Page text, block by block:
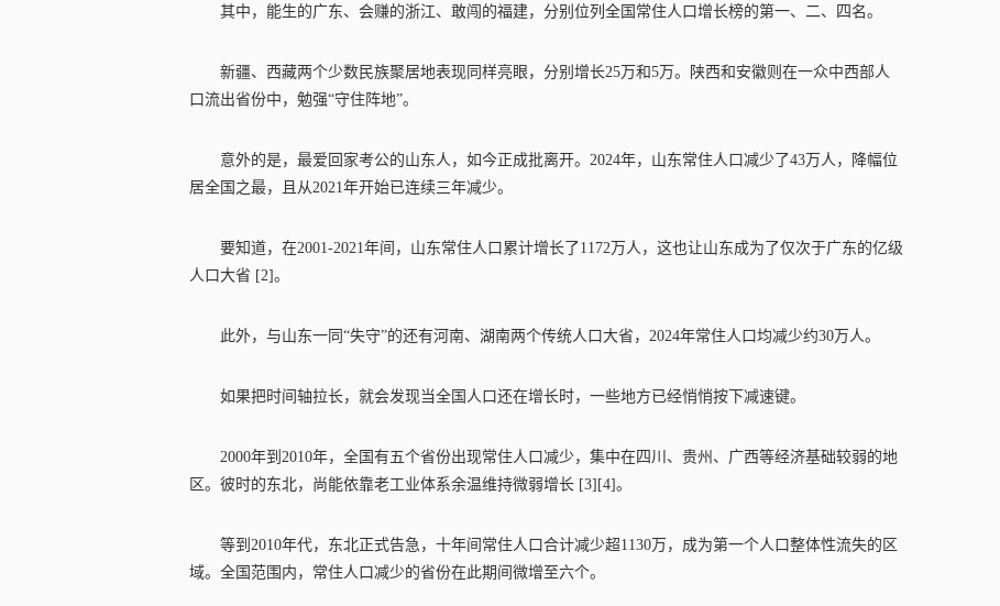
其中，能生的广东、会赚的浙江、敢闯的福建，分别位列全国常住人口增长榜的第一、二、四名。
新疆、西藏两个少数民族聚居地表现同样亮眼，分别增长25万和5万。陕西和安徽则在一众中西部人
口流出省份中，勉强“守住阵地”。
意外的是，最爱回家考公的山东人，如今正成批离开。2024年，山东常住人口减少了43万人，降幅位
居全国之最，且从2021年开始已连续三年减少。
要知道，在2001-2021年间，山东常住人口累计增长了1172万人，这也让山东成为了仅次于广东的亿级
人口大省 [2]。
此外，与山东一同“失守”的还有河南、湖南两个传统人口大省，2024年常住人口均减少约30万人。
如果把时间轴拉长，就会发现当全国人口还在增长时，一些地方已经悄悄按下减速键。
2000年到2010年，全国有五个省份出现常住人口减少，集中在四川、贵州、广西等经济基础较弱的地
区。彼时的东北，尚能依靠老工业体系余温维持微弱增长 [3][4]。
等到2010年代，东北正式告急，十年间常住人口合计减少超1130万，成为第一个人口整体性流失的区
域。全国范围内，常住人口减少的省份在此期间微增至六个。